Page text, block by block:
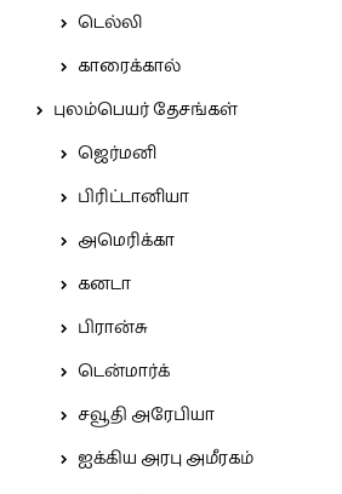
டெல்லி
காரைக்கால்
புலம்பெயர் தேசங்கள்
ஜெர்மனி
பிரிட்டானியா
அமெரிக்கா
கனடா
பிரான்சு
டென்மார்க்
சவூதி அரேபியா
ஐக்கிய அரபு அமீரகம்